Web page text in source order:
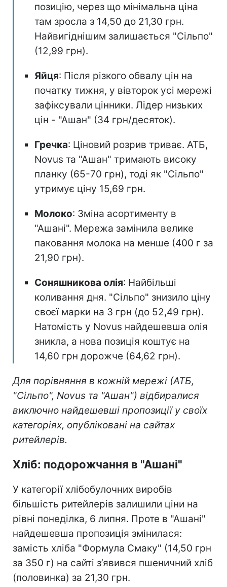
позицію, через що мінімальна ціна
там зросла з 14,50 до 21,30 грн.
Найвигіднішим залишається "Сільпо"
(12,99 грн).
Яйця: Після різкого обвалу цін на
початку тижня, у вівторок усі мережі
зафіксували цінники. Лідер низьких
цін - "Ашан" (34 грн/десяток).
Гречка: Ціновий розрив триває. АТБ,
Novus та "Ашан" тримають високу
планку (65-70 грн), тоді як "Сільпо"
утримує ціну 15,69 грн.
Молоко: Зміна асортименту в
"Ашані". Мережа замінила велике
паковання молока на менше (400 г за
21,90 грн).
Соняшникова олія: Найбільші
коливання дня. "Сільпо" знизило ціну
своєї марки на 3 грн (до 52,49 грн).
Натомість у Novus найдешевша олія
зникла, а нова позиція коштує на
14,60 грн дорожче (64,62 грн).
Для порівняння в кожній мережі (АТБ,
"Сільпо", Novus та "Ашан") відбиралися
виключно найдешевші пропозиції у своїх
категоріях, опубліковані на сайтах
ритейлерів.
Хліб: подорожчання в "Ашані"
У категорії хлібобулочних виробів
більшість ритейлерів залишили ціни на
рівні понеділка, 6 липня. Проте в "Ашані"
найдешевша пропозиція змінилася:
замість хліба "Формула Смаку" (14,50 грн
за 350 г) на сайті з’явився пшеничний хліб
(половинка) за 21,30 грн.